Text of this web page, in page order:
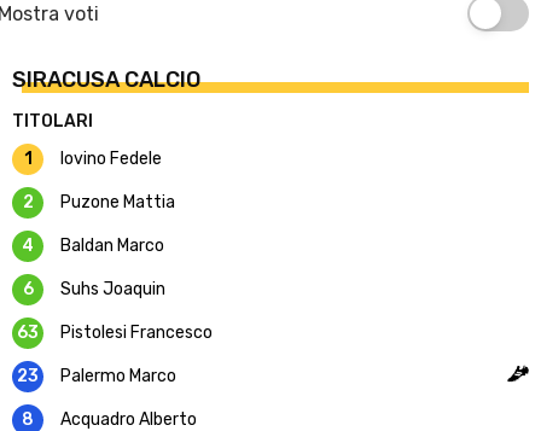
voti
SIRACUSA CALCIO
TITOLARI
1
Iovino Fedele
2 Puzone Mattia
4 Baldan Marco
6 Suhs Joaquin
63 Pistolesi Francesco
23 Palermo Marco
8 Acquadro Alberto